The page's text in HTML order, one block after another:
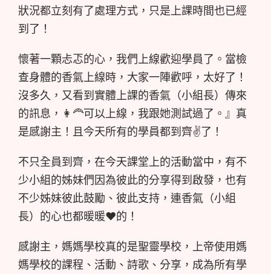
狀況都立刻有了處理方式，只是上課時間也已經
到了！
懷著一顆忐忑的心，我們上線歡迎學員了。當檢
查身體的香氣上線時，大家一陣歡呼，太好了！
沒多久，又看到實體上課的香氣（小組長）傳來
的訊息，👩‍🦰可以上線，我跟她測試過了。』真
是感謝主！且今天所有的學員都到齊✌️了！
不只全員到齊，在今天課堂上的活動當中，有不
少小組的姊妹們因為彼此的分享得到啟發，也有
不少姊妹彼此鼓勵、彼此支持，連香氣（小組
長）的心也都暖暖❤️的！
感謝主，媽媽學校真的是聖靈學校，上帝使用媽
媽學校的課程、活動、詩歌、分享，成為所有學